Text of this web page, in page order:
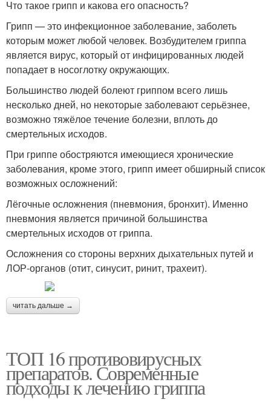
Что такое грипп и какова его опасность?
Грипп — это инфекционное заболевание, заболеть
которым может любой человек. Возбудителем гриппа
является вирус, который от инфицированных людей
попадает в носоглотку окружающих.
Большинство людей болеют гриппом всего лишь
несколько дней, но некоторые заболевают серьёзнее,
возможно тяжёлое течение болезни, вплоть до
смертельных исходов.
При гриппе обостряются имеющиеся хронические
заболевания, кроме этого, грипп имеет обширный список
возможных осложнений:
Лёгочные осложнения (пневмония, бронхит). Именно
пневмония является причиной большинства
смертельных исходов от гриппа.
Осложнения со стороны верхних дыхательных путей и
ЛОР-органов (отит, синусит, ринит, трахеит).
читать дальше →
ТОП 16 противовирусных
препаратов. Современные
подходы к лечению гриппа